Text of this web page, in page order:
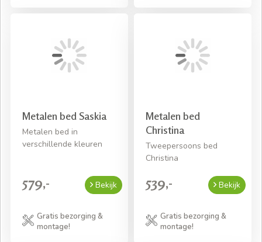
Metalen bed Saskia
Metalen bed in
verschillende kleuren
579,- Bekijk
Gratis bezorging &
montage!
Metalen bed
Christina
Tweepersoons bed
Christina
539,- Bekijk
Gratis bezorging &
montage!